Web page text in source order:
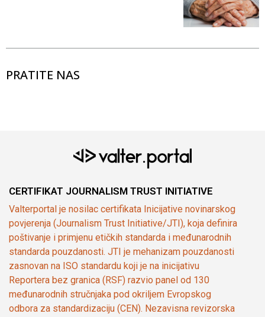
PRATITE NAS
CERTIFIKAT JOURNALISM TRUST INITIATIVE
Valterportal je nosilac certifikata Inicijative novinarskog
povjerenja (Journalism Trust Initiative/JTI), koja definira
poštivanje i primjenu etičkih standarda i međunarodnih
standarda pouzdanosti. JTI je mehanizam pouzdanosti
zasnovan na ISO standardu koji je na inicijativu
Reportera bez granica (RSF) razvio panel od 130
međunarodnih stručnjaka pod okriljem Evropskog
odbora za standardizaciju (CEN). Nezavisna revizorska